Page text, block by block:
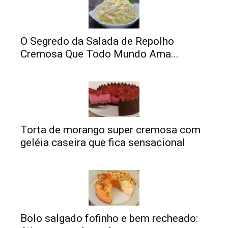
O Segredo da Salada de Repolho
Cremosa Que Todo Mundo Ama...
Torta de morango super cremosa com
geléia caseira que fica sensacional
Bolo salgado fofinho e bem recheado: